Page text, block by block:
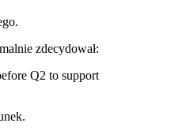
zdecydował:
Q2 to support